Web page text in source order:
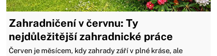
Zahradničení v červnu: Ty
nejdůležitější zahradnické práce
Červen je měsícem, kdy zahrady září v plné kráse, ale